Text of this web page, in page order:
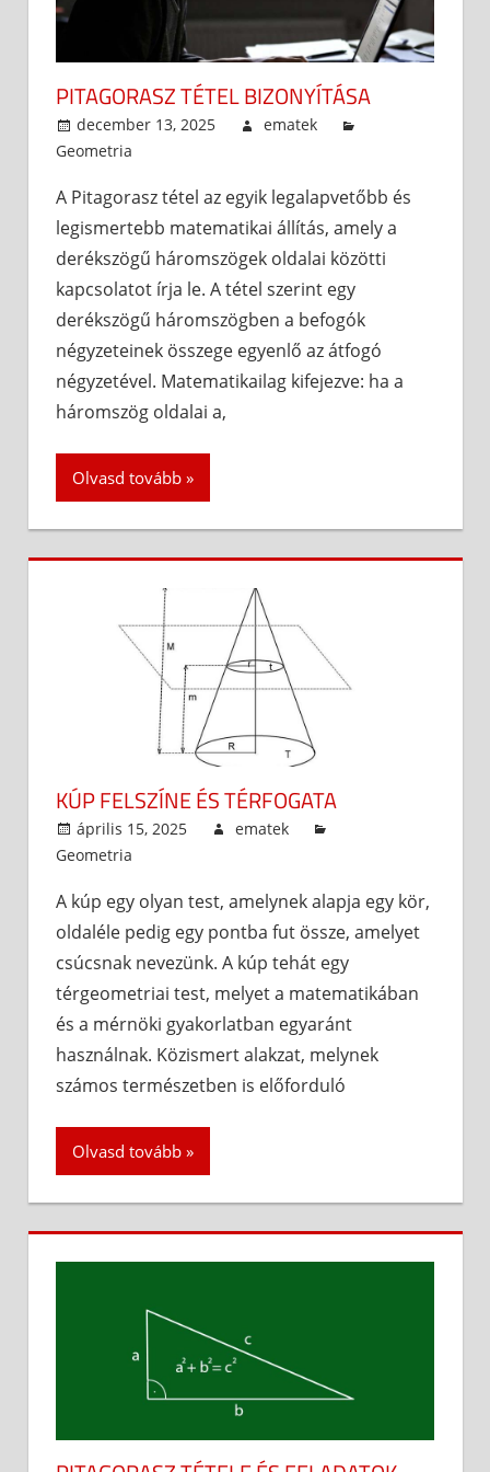
PITAGORASZ TÉTEL BIZONYÍTÁSA
december 13, 2025
ematek
Geometria
A Pitagorasz tétel az egyik legalapvetőbb és
legismertebb matematikai állítás, amely a
derékszögű háromszögek oldalai közötti
kapcsolatot írja le. A tétel szerint egy
derékszögű háromszögben a befogók
négyzeteinek összege egyenlő az átfogó
négyzetével. Matematikailag kifejezve: ha a
háromszög oldalai a,
Olvasd tovább
KÚP FELSZÍNE ÉS TÉRFOGATA
április 15, 2025
ematek
Geometria
A kúp egy olyan test, amelynek alapja egy kör,
oldaléle pedig egy pontba fut össze, amelyet
csúcsnak nevezünk. A kúp tehát egy
térgeometriai test, melyet a matematikában
és a mérnöki gyakorlatban egyaránt
használnak. Közismert alakzat, melynek
számos természetben is előforduló
Olvasd tovább